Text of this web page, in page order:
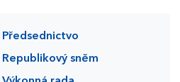
Předsednictvo
Republikový sněm